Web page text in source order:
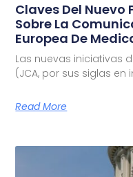
Claves Del Nuevo
Sobre La
Europea De
Las nuevas iniciativas
(JCA, por sus siglas en
Read More